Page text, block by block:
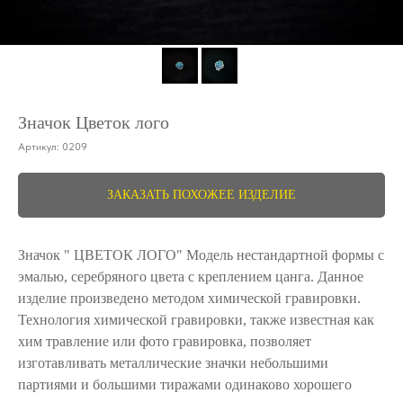
Значок Цветок лого
Артикул: 0209
ЗАКАЗАТЬ ПОХОЖЕЕ ИЗДЕЛИЕ
Значок " ЦВЕТОК ЛОГО" Модель нестандартной формы с
эмалью, серебряного цвета с креплением цанга. Данное
изделие произведено методом химической гравировки.
Технология химической гравировки, также известная как
хим травление или фото гравировка, позволяет
изготавливать металлические значки небольшими
партиями и большими тиражами одинаково хорошего